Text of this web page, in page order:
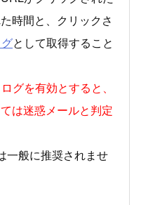
時間と、クリックさ
として取得すること
グを有効とすると、
は迷惑メールと判定
一般に推奨されませ